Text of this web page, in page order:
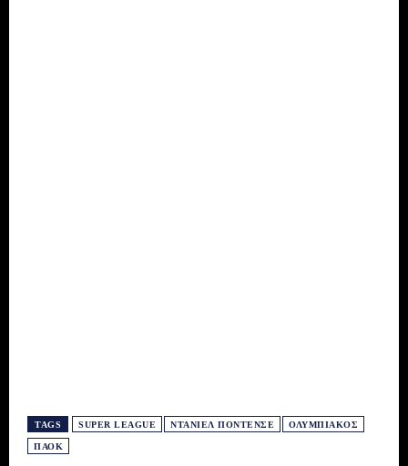
TAGS SUPER LEAGUE ΝΤΆΝΙΕΛ ΠΟΝΤΈΝΣΕ ΟΛΥΜΠΙΑΚΌΣ
ΠΑΟΚ